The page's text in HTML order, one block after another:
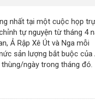
nhất tại một cuộc họp
tự nguyện từ tháng 4
Ả Rập Xê Út và Nga mỗi
sản lượng bắt buộc của
thùng/ngày trong tháng đó.